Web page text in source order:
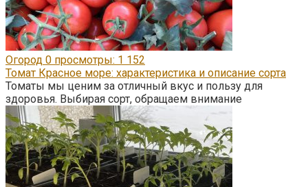
Огород 0 просмотры: 1 152
Томат Красное море: характеристика и описание сорта
Томаты мы ценим за отличный вкус и пользу для
здоровья. Выбирая сорт, обращаем внимание